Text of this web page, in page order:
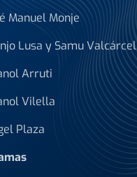
Manuel Monje
Lusa y Samu Valcárcel
Arruti
Vilella
Plaza